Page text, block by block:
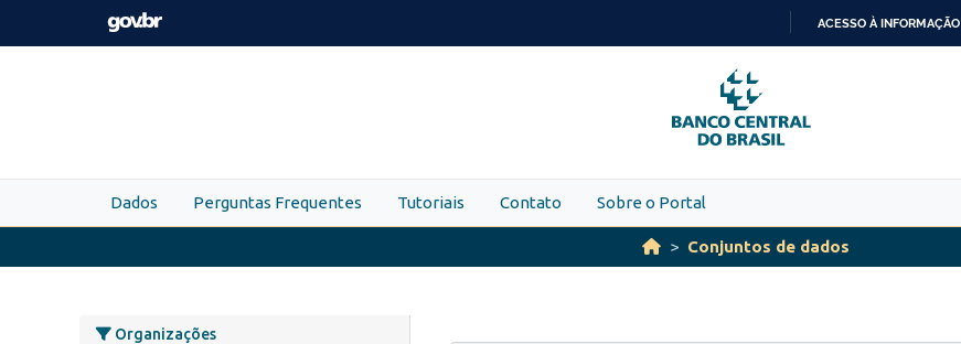
Skip to main content
PARA
O
CONTEÚDO
ACESSO À INFORMAÇÃO
Dados Perguntas Frequentes Tutoriais Contato Sobre o Portal
Conjuntos de dados
Organizações